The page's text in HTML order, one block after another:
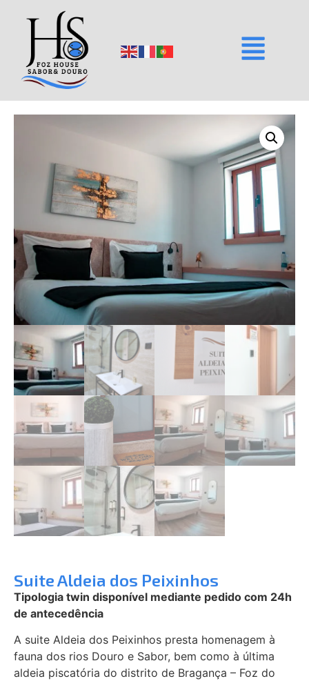
Suite Aldeia dos Peixinhos
Tipologia twin disponível mediante pedido com 24h
de antecedência
A suite Aldeia dos Peixinhos presta homenagem à
fauna dos rios Douro e Sabor, bem como à última
aldeia piscatória do distrito de Bragança – Foz do